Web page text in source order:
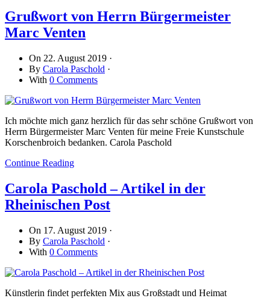
Grußwort von Herrn Bürgermeister
Marc Venten
On 22. August 2019 ·
By Carola Paschold ·
With 0 Comments
Ich möchte mich ganz herzlich für das sehr schöne Grußwort von
Herrn Bürgermeister Marc Venten für meine Freie Kunstschule
Korschenbroich bedanken. Carola Paschold
Continue Reading
Carola Paschold – Artikel in der
Rheinischen Post
On 17. August 2019 ·
By Carola Paschold ·
With 0 Comments
Künstlerin findet perfekten Mix aus Großstadt und Heimat